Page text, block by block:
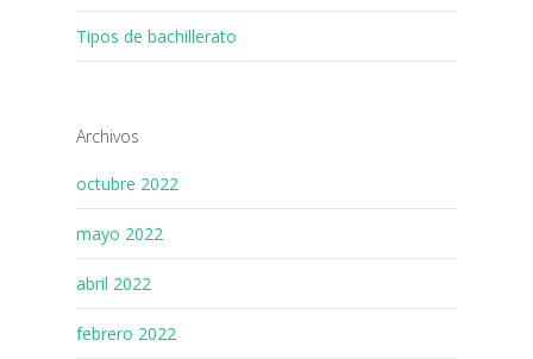
Tipos de bachillerato
Archivos
octubre 2022
mayo 2022
abril 2022
febrero 2022